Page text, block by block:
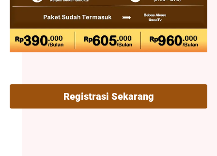
Registrasi Sekarang